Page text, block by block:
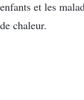
enfants et les
de chaleur.